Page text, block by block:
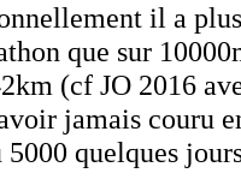
il a
que sur
(cf JO 2016
jamais couru
quelques